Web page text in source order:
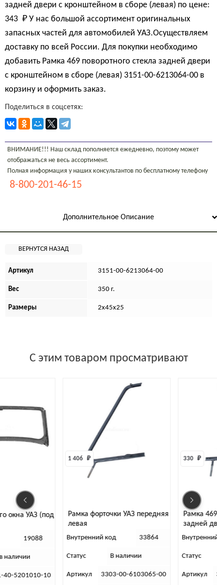
задней двери с кронштейном в сборе (левая) по цене:
343 ₽ У нас большой ассортимент оригинальных
запасных частей для автомобилей УАЗ.Осуществляем
доставку по всей России. Для покупки необходимо
добавить Рамка 469 поворотного стекла задней двери
с кронштейном в сборе (левая) 3151-00-6213064-00 в
корзину и оформить заказ.
Поделиться в соцсетях:
ВНИМАНИЕ!!! Наш склад пополняется ежедневно, поэтому может
отображаться не весь ассортимент.
Полная информация у наших консультантов по бесплатному телефону
8-800-201-46-15
Дополнительное Описание
Артикул 3151-00-6213064-00
Вес 350 г.
Размеры 2х45х25
С этим товаром просматривают
окна УАЗ (под
19088
наличии
40-5201010-10
Рамка форточки УАЗ передняя
левая
1 406 ₽
Внутренний код 33864
Статус В наличии
Артикул 3303-00-6103065-00
Рамка
задней
в сборе
330 ₽
Статус
Артикул